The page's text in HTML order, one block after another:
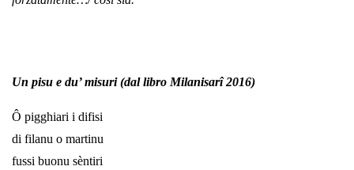
Un pisu e du’ misuri (dal libro Milanisarî 2016)
Ô pigghiari i difisi
di filanu o martinu
fussi buonu sèntiri